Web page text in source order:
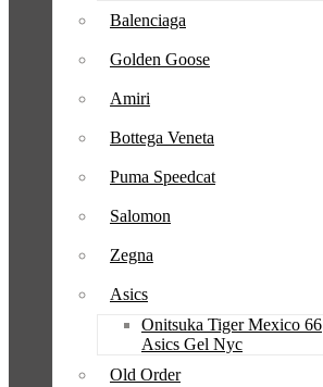
Balenciaga
Golden Goose
Amiri
Bottega Veneta
Puma Speedcat
Salomon
Zegna
Asics
Onitsuka Tiger Mexico 66
Asics Gel Nyc
Old Order